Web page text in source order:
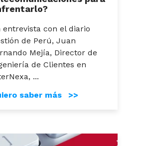
entrevista con el diario
de Perú, Juan
Mejía, Director de
de Clientes en
...
saber más >>